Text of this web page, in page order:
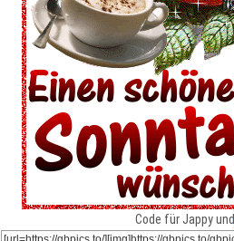
Code für Jappy und